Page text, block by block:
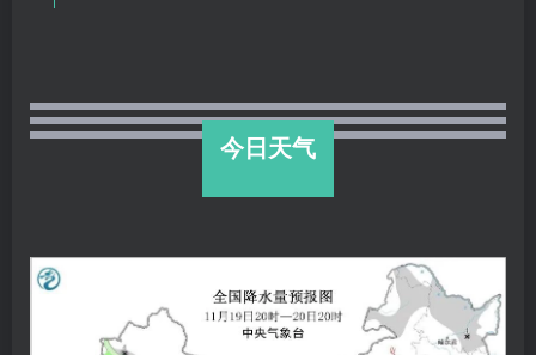
今日天气